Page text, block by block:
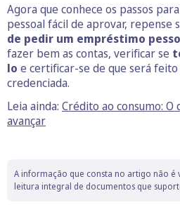
Agora que conhece os passos
pessoal fácil de aprovar, repense
de pedir um empréstimo
fazer bem as contas, verificar se
lo e certificar-se de que será
credenciada.
Leia ainda: Crédito ao consumo:
avançar
A informação que consta no artigo não é
leitura integral de documentos que